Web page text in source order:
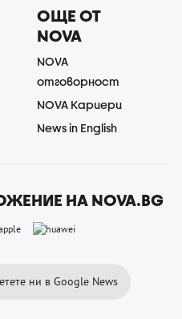
ОЩЕ ОТ
NOVA
NOVA
отговорност
NOVA Кариери
News in English
НА NOVA.BG
ни в Google News